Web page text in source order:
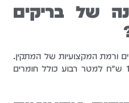
של בריקים
ורמת המקצועיות של המתקין.
בדרך כלל העלות נעה בין 150-300 ש"ח למטר רבוע כולל חומרים